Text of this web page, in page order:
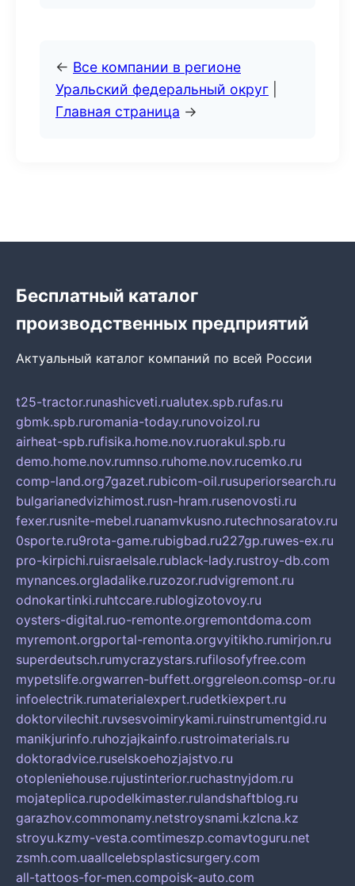
← Все компании в регионе
Уральский федеральный округ
Главная страница →
Бесплатный каталог
производственных предприятий
Актуальный каталог компаний по всей России
t25-tractor.runashicveti.rualutex.spb.rufas.ru
gbmk.spb.ruromania-today.runovoizol.ru
airheat-spb.rufisika.home.nov.ruorakul.spb.ru
demo.home.nov.rumnso.ruhome.nov.rucemko.ru
comp-land.org7gazet.rubicom-oil.rusuperiorsearch.ru
bulgarianedvizhimost.rusn-hram.rusenovosti.ru
fexer.rusnite-mebel.ruanamvkusno.rutechnosaratov.ru
0sporte.ru9rota-game.rubigbad.ru227gp.ruwes-ex.ru
pro-kirpichi.ruisraelsale.rublack-lady.rustroy-db.com
mynances.orgladalike.ruzozor.rudvigremont.ru
odnokartinki.ruhtccare.rublogizotovoy.ru
oysters-digital.ruo-remonte.orgremontdoma.com
myremont.orgportal-remonta.orgvyitikho.rumirjon.ru
superdeutsch.rumycrazystars.rufilosofyfree.com
mypetslife.orgwarren-buffett.orggreleon.comsp-or.ru
infoelectrik.rumaterialexpert.rudetkiexpert.ru
doktorvilechit.ruvsesvoimirykami.ruinstrumentgid.ru
manikjurinfo.ruhozjajkainfo.rustroimaterials.ru
doktoradvice.ruselskoehozjajstvo.ru
otopleniehouse.rujustinterior.ruchastnyjdom.ru
mojateplica.rupodelkimaster.rulandshaftblog.ru
garazhov.commonamy.netstroysnami.kzlcna.kz
stroyu.kzmy-vesta.comtimeszp.comavtoguru.net
zsmh.com.uaallcelebsplasticsurgery.com
all-tattoos-for-men.compoisk-auto.com